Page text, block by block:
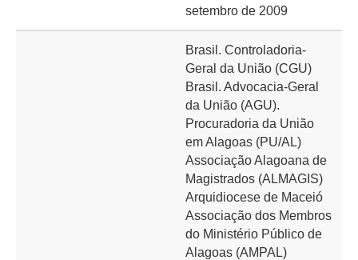
setembro de 2009
Brasil. Controladoria-
Geral da União (CGU)
Brasil. Advocacia-Geral
da União (AGU).
Procuradoria da União
em Alagoas (PU/AL)
Associação Alagoana de
Magistrados (ALMAGIS)
Arquidiocese de Maceió
Associação dos Membros
do Ministério Público de
Alagoas (AMPAL)